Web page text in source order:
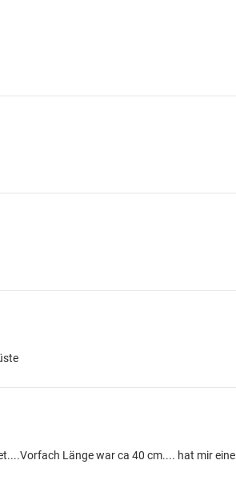
Länge war ca 40 cm.... hat mir eine